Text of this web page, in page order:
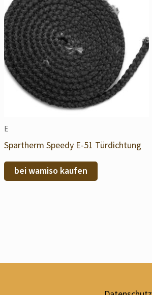
E
Spartherm Speedy E-51 Türdichtung
bei wamiso kaufen